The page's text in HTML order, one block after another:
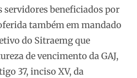
servidores beneficiados por
também em mandado
do Sitraemg que
de vencimento da GAJ,
37, inciso XV, da